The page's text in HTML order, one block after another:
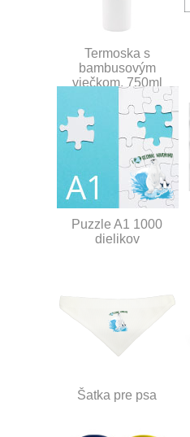
Termoska s
bambusovým
viečkom, 750ml
Puzzle A1 1000
dielikov
Šatka pre psa